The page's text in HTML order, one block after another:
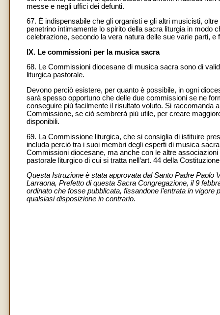
messe e negli uffici dei defunti.
67. È indispensabile che gli organisti e gli altri musicisti,
penetrino intimamente lo spirito della sacra liturgia in modo
celebrazione, secondo la vera natura delle sue varie parti,
IX. Le commissioni per la musica sacra
68. Le Commissioni diocesane di musica sacra sono di
liturgica pastorale.
Devono perciò esistere, per quanto è possibile, in ogni
sarà spesso opportuno che delle due commissioni se ne
conseguire più facilmente il risultato voluto. Si raccomanda
Commissione, se ciò sembrerà più utile, per creare
disponibili.
69. La Commissione liturgica, che si consiglia di istituire
includa perciò tra i suoi membri degli esperti di musica
Commissioni diocesane, ma anche con le altre
pastorale liturgico di cui si tratta nell’art. 44 della
Questa Istruzione è stata approvata dal Santo Padre Paolo
Larraona, Prefetto di questa Sacra Congregazione, il 9
ordinato che fosse pubblicata, fissandone l’entrata in
qualsiasi disposizione in contrario.